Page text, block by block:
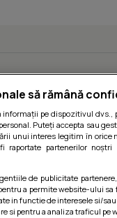
să rămână
informații pe dispozitivul dvs.,
Puteți accepta sau
unui interes legitim în orice
raportate partenerilor
de publicitate
a permite website-ului
in functie de interesele si/
si pentru a analiza traficul pe